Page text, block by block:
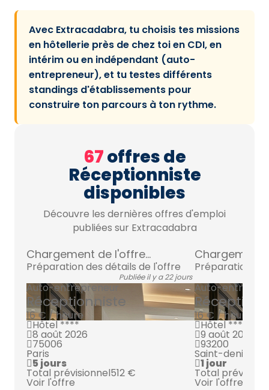
Avec Extracadabra, tu choisis tes missions
en hôtellerie près de chez toi en CDI, en
intérim ou en indépendant (auto-
entrepreneur), et tu testes différents
standings d'établissements pour
construire ton parcours à ton rythme.
67offres de
Réceptionniste
disponibles
Découvre les dernières offres d'emploi
publiées sur Extracadabra
Chargement de l'offre...
Préparation des détails de l'offre
Publiée il y a 22 jours
Auto-entrepreneur
Réceptionniste
16 € / heure
Hôtel ****
8 août 2026
75006
Paris
5 jours
Total prévisionnel512 €
Voir l'offre
Chargement
Préparation
Auto-
16 € / heure
Hôtel ****
9 août 2026
93200
Saint-denis
1 jour
Total
Voir l'offre